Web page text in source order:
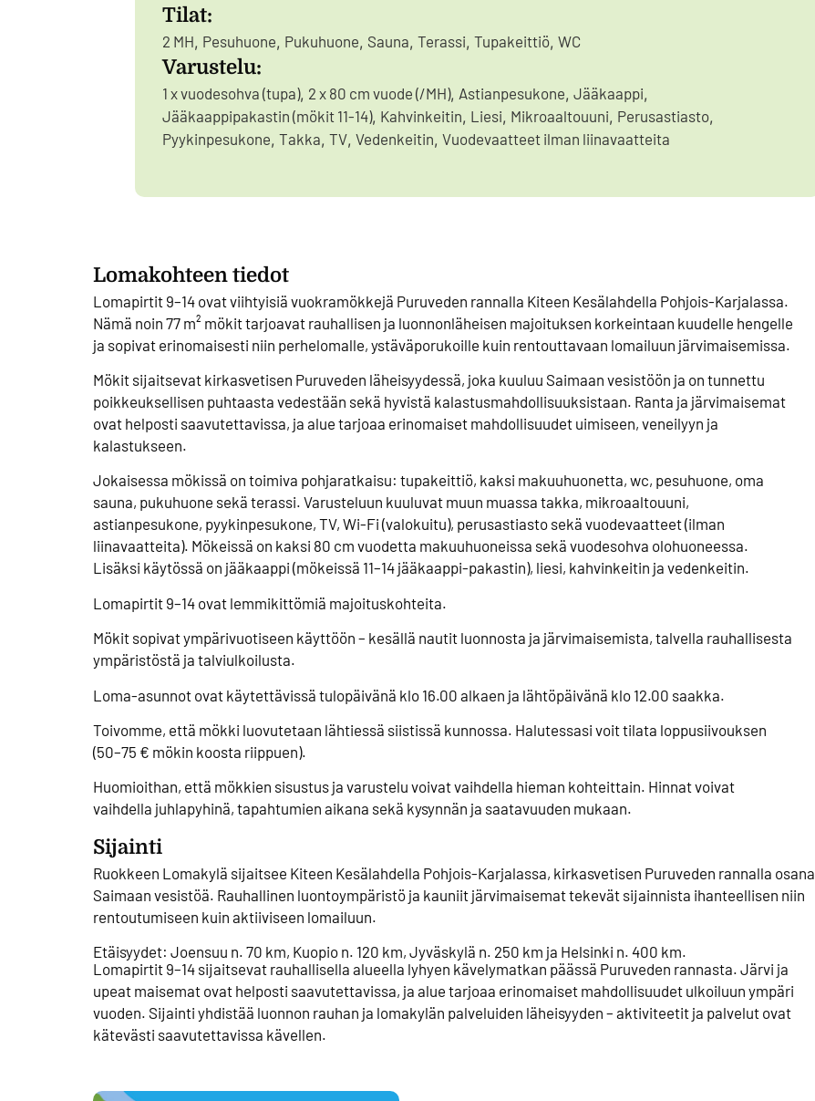
Tilat:
2 MH, Pesuhuone, Pukuhuone, Sauna, Terassi, Tupakeittiö, WC
Varustelu:
1 x vuodesohva (tupa), 2 x 80 cm vuode (/MH), Astianpesukone, Jääkaappi,
Jääkaappipakastin (mökit 11-14), Kahvinkeitin, Liesi, Mikroaaltouuni, Perusastiasto,
Pyykinpesukone, Takka, TV, Vedenkeitin, Vuodevaatteet ilman liinavaatteita
Lomakohteen tiedot
Lomapirtit 9–14 ovat viihtyisiä vuokramökkejä Puruveden rannalla Kiteen Kesälahdella Pohjois-Karjalassa.
Nämä noin 77 m² mökit tarjoavat rauhallisen ja luonnonläheisen majoituksen korkeintaan kuudelle hengelle
ja sopivat erinomaisesti niin perhelomalle, ystäväporukoille kuin rentouttavaan lomailuun järvimaisemissa.
Mökit sijaitsevat kirkasvetisen Puruveden läheisyydessä, joka kuuluu Saimaan vesistöön ja on tunnettu
poikkeuksellisen puhtaasta vedestään sekä hyvistä kalastusmahdollisuuksistaan. Ranta ja järvimaisemat
ovat helposti saavutettavissa, ja alue tarjoaa erinomaiset mahdollisuudet uimiseen, veneilyyn ja
kalastukseen.
Jokaisessa mökissä on toimiva pohjaratkaisu: tupakeittiö, kaksi makuuhuonetta, wc, pesuhuone, oma
sauna, pukuhuone sekä terassi. Varusteluun kuuluvat muun muassa takka, mikroaaltouuni,
astianpesukone, pyykinpesukone, TV, Wi-Fi (valokuitu), perusastiasto sekä vuodevaatteet (ilman
liinavaatteita). Mökeissä on kaksi 80 cm vuodetta makuuhuoneissa sekä vuodesohva olohuoneessa.
Lisäksi käytössä on jääkaappi (mökeissä 11–14 jääkaappi-pakastin), liesi, kahvinkeitin ja vedenkeitin.
Lomapirtit 9–14 ovat lemmikittömiä majoituskohteita.
Mökit sopivat ympärivuotiseen käyttöön – kesällä nautit luonnosta ja järvimaisemista, talvella rauhallisesta
ympäristöstä ja talviulkoilusta.
Loma-asunnot ovat käytettävissä tulopäivänä klo 16.00 alkaen ja lähtöpäivänä klo 12.00 saakka.
Toivomme, että mökki luovutetaan lähtiessä siistissä kunnossa. Halutessasi voit tilata loppusiivouksen
(50–75 € mökin koosta riippuen).
Huomioithan, että mökkien sisustus ja varustelu voivat vaihdella hieman kohteittain. Hinnat voivat
vaihdella juhlapyhinä, tapahtumien aikana sekä kysynnän ja saatavuuden mukaan.
Sijainti
Ruokkeen Lomakylä sijaitsee Kiteen Kesälahdella Pohjois-Karjalassa, kirkasvetisen Puruveden rannalla osana
Saimaan vesistöä. Rauhallinen luontoympäristö ja kauniit järvimaisemat tekevät sijainnista ihanteellisen niin
rentoutumiseen kuin aktiiviseen lomailuun.
Etäisyydet: Joensuu n. 70 km, Kuopio n. 120 km, Jyväskylä n. 250 km ja Helsinki n. 400 km.
Lomapirtit 9–14 sijaitsevat rauhallisella alueella lyhyen kävelymatkan päässä Puruveden rannasta. Järvi ja
upeat maisemat ovat helposti saavutettavissa, ja alue tarjoaa erinomaiset mahdollisuudet ulkoiluun ympäri
vuoden. Sijainti yhdistää luonnon rauhan ja lomakylän palveluiden läheisyyden – aktiviteetit ja palvelut ovat
kätevästi saavutettavissa kävellen.